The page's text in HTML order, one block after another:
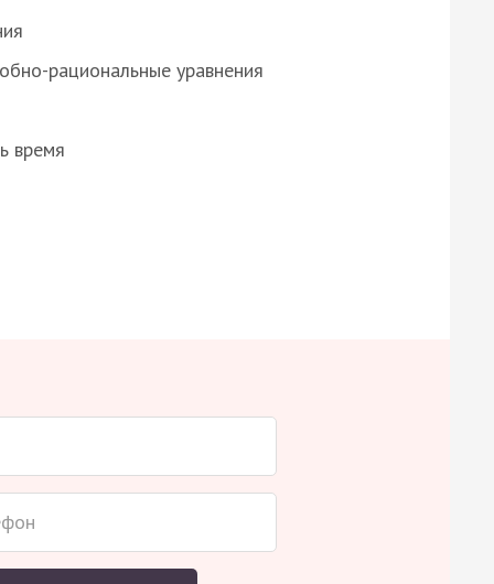
рациональные уравнения
время